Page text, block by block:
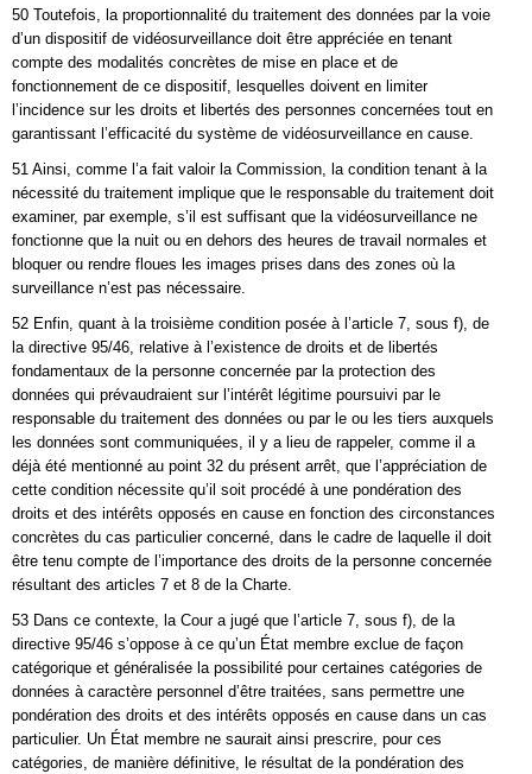
50 Toutefois, la proportionnalité du traitement des données par la voie
d’un dispositif de vidéosurveillance doit être appréciée en tenant
compte des modalités concrètes de mise en place et de
fonctionnement de ce dispositif, lesquelles doivent en limiter
l’incidence sur les droits et libertés des personnes concernées tout en
garantissant l’efficacité du système de vidéosurveillance en cause.
51 Ainsi, comme l’a fait valoir la Commission, la condition tenant à la
nécessité du traitement implique que le responsable du traitement doit
examiner, par exemple, s’il est suffisant que la vidéosurveillance ne
fonctionne que la nuit ou en dehors des heures de travail normales et
bloquer ou rendre floues les images prises dans des zones où la
surveillance n’est pas nécessaire.
52 Enfin, quant à la troisième condition posée à l’article 7, sous f), de
la directive 95/46, relative à l’existence de droits et de libertés
fondamentaux de la personne concernée par la protection des
données qui prévaudraient sur l’intérêt légitime poursuivi par le
responsable du traitement des données ou par le ou les tiers auxquels
les données sont communiquées, il y a lieu de rappeler, comme il a
déjà été mentionné au point 32 du présent arrêt, que l’appréciation de
cette condition nécessite qu’il soit procédé à une pondération des
droits et des intérêts opposés en cause en fonction des circonstances
concrètes du cas particulier concerné, dans le cadre de laquelle il doit
être tenu compte de l’importance des droits de la personne concernée
résultant des articles 7 et 8 de la Charte.
53 Dans ce contexte, la Cour a jugé que l’article 7, sous f), de la
directive 95/46 s’oppose à ce qu’un État membre exclue de façon
catégorique et généralisée la possibilité pour certaines catégories de
données à caractère personnel d’être traitées, sans permettre une
pondération des droits et des intérêts opposés en cause dans un cas
particulier. Un État membre ne saurait ainsi prescrire, pour ces
catégories, de manière définitive, le résultat de la pondération des